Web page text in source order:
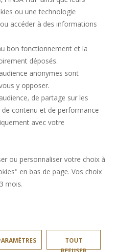
ou une technologie
accéder à des informations
bon fonctionnement et la
déposés.
anonymes sont
y opposer.
de partage sur les
contenu et de performance
avec votre
ou personnaliser votre choix à
en bas de page. Vos choix
mois.
TOUT